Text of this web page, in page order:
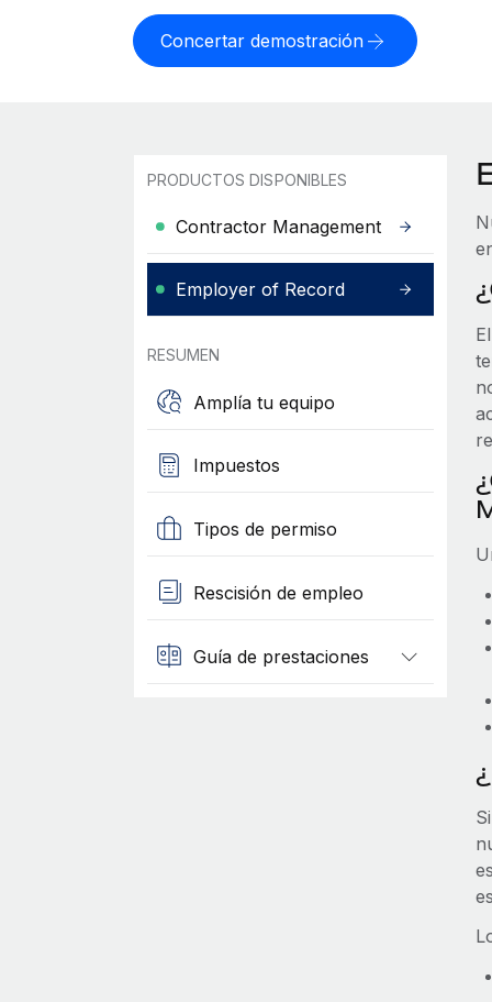
Concertar demostración
PRODUCTOS DISPONIBLES
Contractor Management
Employer of Record
RESUMEN
Amplía tu equipo
Impuestos
Tipos de permiso
Rescisión de empleo
Guía de prestaciones